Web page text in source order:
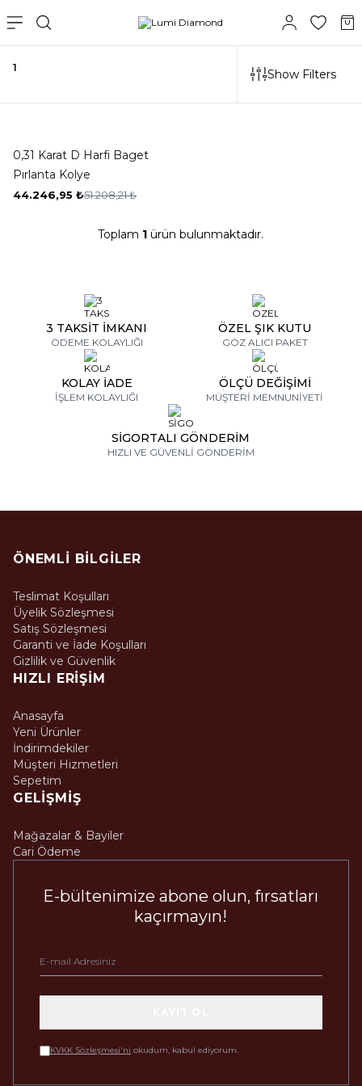
1 Show Filters
-14%
0,31 Karat D Harfi Baget
Pırlanta Kolye
44.246,95 ₺51.208,21₺
Toplam 1 ürün bulunmaktadır.
3 TAKSİT İMKANI
ÖDEME KOLAYLIĞI
ÖZEL ŞIK KUTU
GÖZ ALICI PAKET
KOLAY İADE
İŞLEM KOLAYLIĞI
ÖLÇÜ DEĞİŞİMİ
MÜŞTERİ MEMNUNİYETİ
SİGORTALI GÖNDERİM
HIZLI VE GÜVENLİ GÖNDERİM
ÖNEMLI BILGILER
Teslimat Koşulları
Üyelik Sözleşmesi
Satış Sözleşmesi
Garanti ve İade Koşulları
Gizlilik ve Güvenlik
HIZLI ERIŞIM
Anasayfa
Yeni Ürünler
İndirimdekiler
Müşteri Hizmetleri
Sepetim
GELIŞMIŞ
Mağazalar & Bayiler
Cari Ödeme
E-bültenimize abone olun, fırsatları
kaçırmayın!
KVKK Sözleşmesi'ni okudum, kabul ediyorum.